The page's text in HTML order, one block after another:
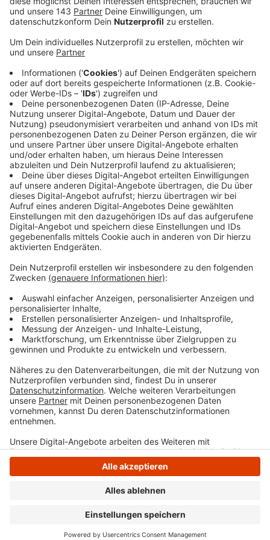
den Radweg zwischen der Gevelsberger Straße
und der Straße Bruchmühle geplant. Für die
bestimmte Baumarten ausgewählt: Vogel- und
nicht nur einen positiven klimatischen Effekt über
ihren Stoffwechsel sondern seien zudem
insektenfreundlich und dienen als Nahrungsquelle
für Vögel und andere Tiere, so die Stadt. Die
Spendenbeiträge für eine Vogelkirsche liegen bei
350 Euro und für Traubenkirsche und Holzbirne bei
450 Euro.
Interessierte Bürgerinnen und Bürger, Organisationen
und Vereine können ihre Spendenwünsche an planen-
umwelt@sprockhövel.de richten.
Weitere Details sind unter
www.sprockhoevel.de/gemeindebaeume zu finden.
Veröffentlicht:Dienstag, 19.09.2023 07:04
Anzeige
Anzeige